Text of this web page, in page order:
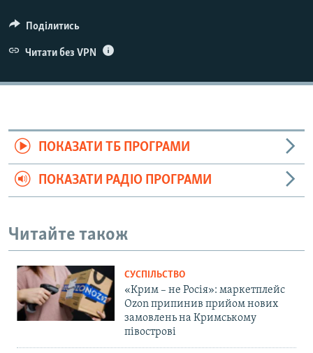
Поділитись
Читати без VPN
ПОКАЗАТИ ТБ ПРОГРАМИ
ПОКАЗАТИ РАДІО ПРОГРАМИ
Читайте також
СУСПІЛЬСТВО
«Крим – не Росія»: маркетплейс
Ozon припинив прийом нових
замовлень на Кримському
півострові